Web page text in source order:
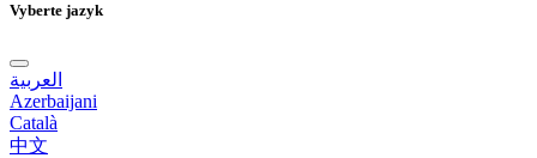
Vyberte jazyk
العربية
Azerbaijani
Català
中文